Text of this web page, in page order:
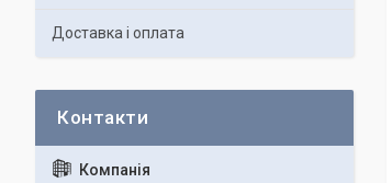
Доставка і оплата